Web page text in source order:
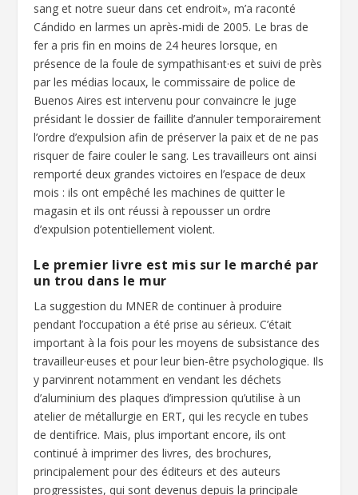
sang et notre sueur dans cet endroit», m’a raconté
Cándido en larmes un après-midi de 2005. Le bras de
fer a pris fin en moins de 24 heures lorsque, en
présence de la foule de sympathisant·es et suivi de près
par les médias locaux, le commissaire de police de
Buenos Aires est intervenu pour convaincre le juge
présidant le dossier de faillite d’annuler temporairement
l’ordre d’expulsion afin de préserver la paix et de ne pas
risquer de faire couler le sang. Les travailleurs ont ainsi
remporté deux grandes victoires en l’espace de deux
mois : ils ont empêché les machines de quitter le
magasin et ils ont réussi à repousser un ordre
d’expulsion potentiellement violent.
Le premier livre est mis sur le marché par
un trou dans le mur
La suggestion du MNER de continuer à produire
pendant l’occupation a été prise au sérieux. C’était
important à la fois pour les moyens de subsistance des
travailleur·euses et pour leur bien-être psychologique. Ils
y parvinrent notamment en vendant les déchets
d’aluminium des plaques d’impression qu’utilise à un
atelier de métallurgie en ERT, qui les recycle en tubes
de dentifrice. Mais, plus important encore, ils ont
continué à imprimer des livres, des brochures,
principalement pour des éditeurs et des auteurs
progressistes, qui sont devenus depuis la principale